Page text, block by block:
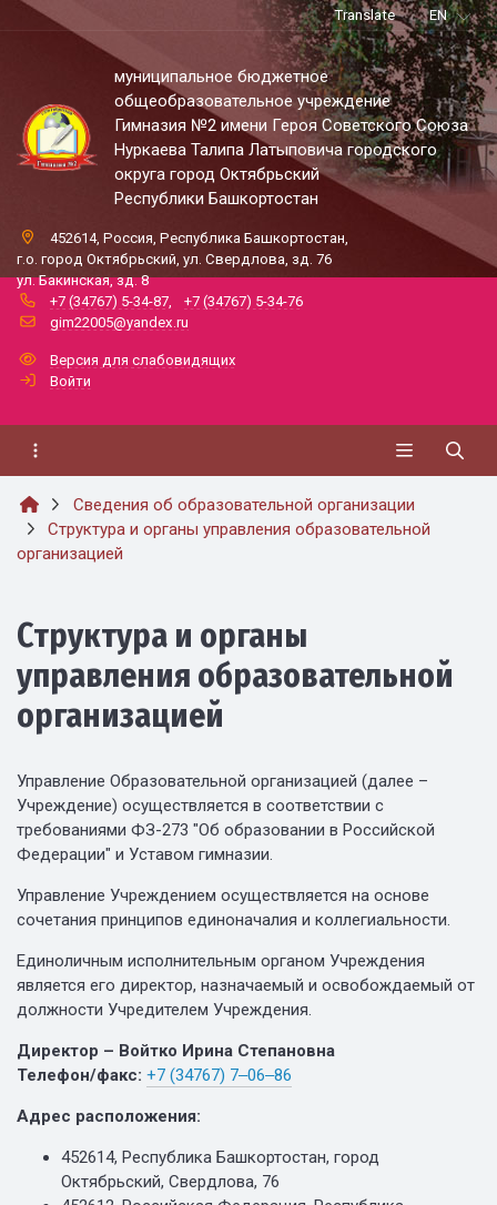
Translate EN
муниципальное бюджетное
общеобразовательное учреждение
Гимназия №2 имени Героя Советского Союза
Нуркаева Талипа Латыповича городского
округа город Октябрьский
Республики Башкортостан
452614, Россия, Республика Башкортостан,
г.о. город Октябрьский, ул. Свердлова, зд. 76
ул. Бакинская, зд. 8
+7 (34767) 5-34-87
+7 (34767) 5-34-76
gim22005@yandex.ru
Версия для слабовидящих
Войти
Сведения об образовательной организации
Структура и органы управления образовательной
организацией
Структура и органы
управления образовательной
организацией
Управление Образовательной организацией (далее –
Учреждение) осуществляется в соответствии с
требованиями ФЗ-273 "Об образовании в Российской
Федерации" и Уставом гимназии.
Управление Учреждением осуществляется на основе
сочетания принципов единоначалия и коллегиальности.
Единоличным исполнительным органом Учреждения
является его директор, назначаемый и освобождаемый от
должности Учредителем Учреждения.
Директор – Войтко Ирина Степановна
Телефон/факс: +7 (34767) 7‒06‒86
Адрес расположения:
452614, Республика Башкортостан, город
Октябрьский, Свердлова, 76